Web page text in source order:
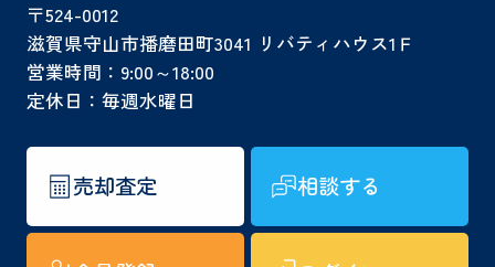
〒524-0012
滋賀県守山市播磨田町3041 リバティハウス1Ｆ
営業時間：9:00～18:00
定休日：毎週水曜日
売却査定 相談する